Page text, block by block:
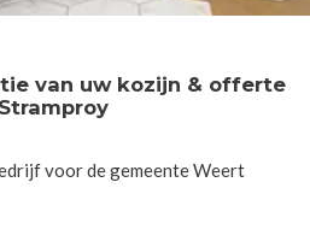
van uw kozijn & offerte
voor de gemeente Weert